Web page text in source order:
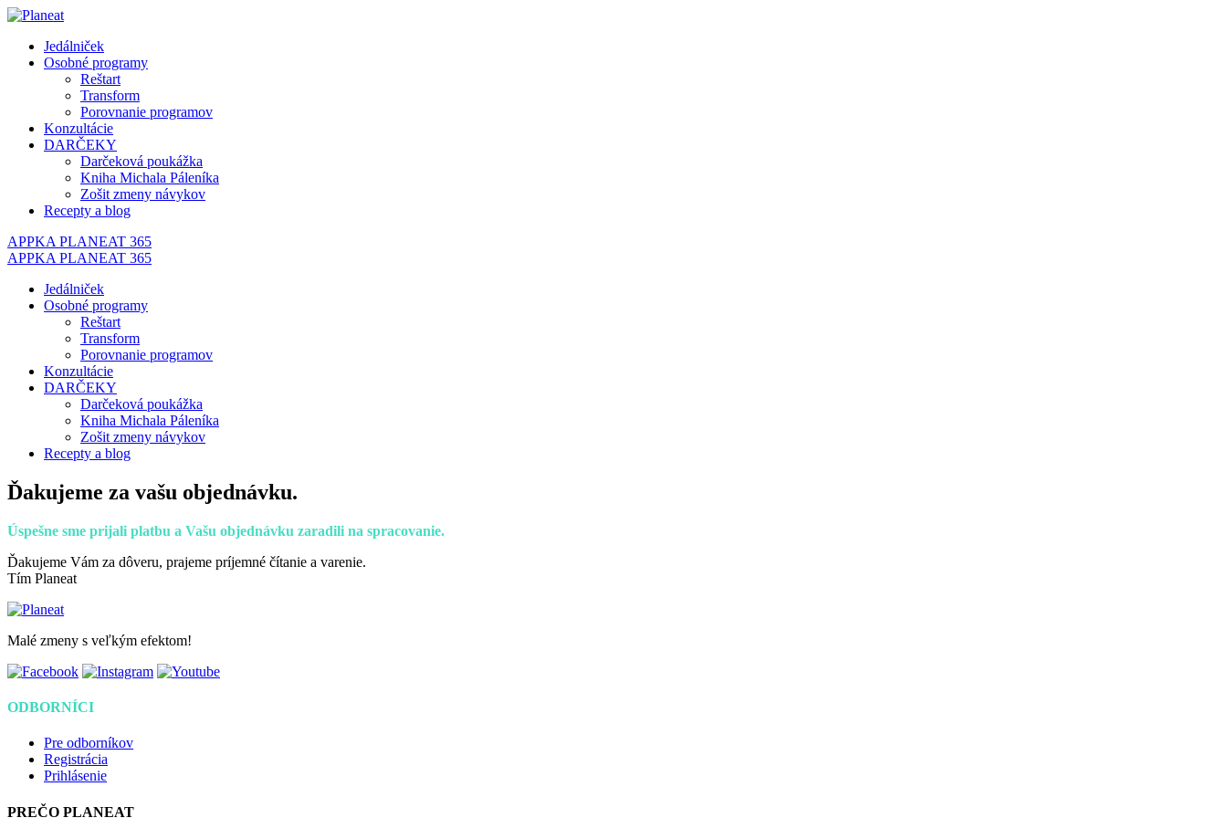
Jedálniček
Osobné programy
Reštart
Transform
Porovnanie programov
Konzultácie
DARČEKY
Darčeková poukážka
Kniha Michala Páleníka
Zošit zmeny návykov
Recepty a blog
APPKA PLANEAT 365
APPKA PLANEAT 365
Jedálniček
Osobné programy
Reštart
Transform
Porovnanie programov
Konzultácie
DARČEKY
Darčeková poukážka
Kniha Michala Páleníka
Zošit zmeny návykov
Recepty a blog
Ďakujeme za vašu objednávku.
Úspešne sme prijali platbu a Vašu objednávku zaradili na spracovanie.
Ďakujeme Vám za dôveru, prajeme príjemné čítanie a varenie.
Tím Planeat
Malé zmeny s veľkým efektom!
ODBORNÍCI
Pre odborníkov
Registrácia
Prihlásenie
PREČO PLANEAT